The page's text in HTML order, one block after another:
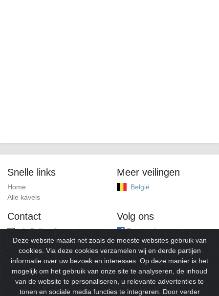
Snelle links
Home
Alle kavels
Meer veilingen
België
Contact
info@alleveilingen.net
Volg ons
Facebook
Deze website maakt net zoals de meeste websites gebruik van
cookies. Via deze cookies verzamelen wij en derde partijen
informatie over uw bezoek en interesses. Op deze manier is het
mogelijk om het gebruik van onze site te analyseren, de inhoud
van de website te personaliseren, u relevante advertenties te
tonen en sociale media functies te integreren. Door verder